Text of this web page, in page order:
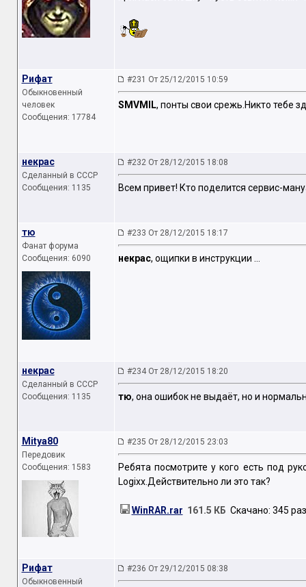
Рифат
Обыкновенный
человек
Сообщения: 17784
#231 От 25/12/2015 10:59
SMVMIL, понты свои срежь.Никто тебе
некрас
Сделанный в СССР
Сообщения: 1135
#232 От 28/12/2015 18:08
Всем привет! Кто поделится сервис-
тю
Фанат форума
Сообщения: 6090
#233 От 28/12/2015 18:17
некрас, ощипки в инструкции ...
некрас
Сделанный в СССР
Сообщения: 1135
#234 От 28/12/2015 18:20
тю, она ошибок не выдаёт, но и
Mitya80
Передовик
Сообщения: 1583
#235 От 28/12/2015 23:03
Ребята посмотрите у кого есть под
Logixx.Действительно ли это так?
WinRAR.rar 161.5 КБ Скачано: 345
Рифат
Обыкновенный
#236 От 29/12/2015 08:38